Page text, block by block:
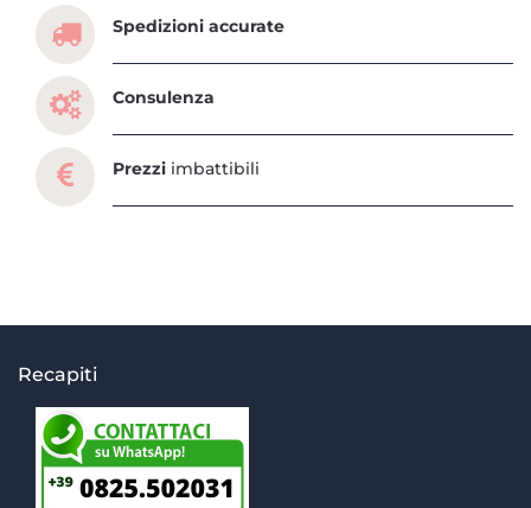
Spedizioni accurate
Consulenza
Prezzi imbattibili
Recapiti